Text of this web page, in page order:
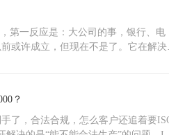
第一反应是：大公司的事，银行、电
或许成立，但现在不是了。它在解决
需要回答：哪些业务必须先恢复？每
不少企业在事发前，没有认真回答过
？
了，合法合规，怎么客户还追着要